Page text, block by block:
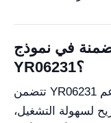
في نموذج
YR06231؟
تتضمن YR06231 ميزات أمان متعددة مثل الدعم
لسهولة التشغيل،